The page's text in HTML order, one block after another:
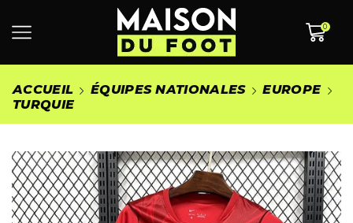
0
ACCUEIL ÉQUIPES NATIONALES
EUROPE
TURQUIE